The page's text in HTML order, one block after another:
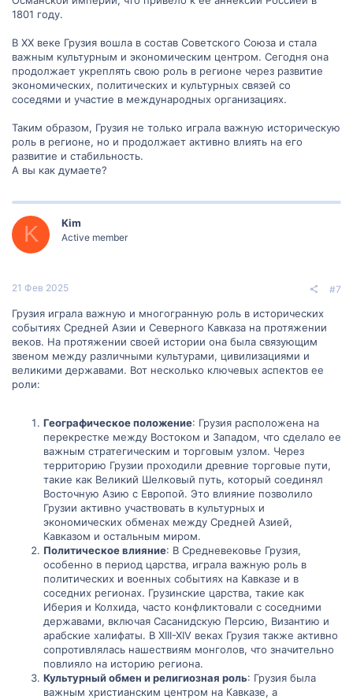
1801 году.
В XX веке Грузия вошла в состав Советского Союза и стала
важным культурным и экономическим центром. Сегодня она
продолжает укреплять свою роль в регионе через развитие
экономических, политических и культурных связей со
соседями и участие в международных организациях.
Таким образом, Грузия не только играла важную историческую
роль в регионе, но и продолжает активно влиять на его
развитие и стабильность.
А вы как думаете?
K Kim
Active member
21 Фев 2025 #7
Грузия играла важную и многогранную роль в исторических
событиях Средней Азии и Северного Кавказа на протяжении
веков. На протяжении своей истории она была связующим
звеном между различными культурами, цивилизациями и
великими державами. Вот несколько ключевых аспектов ее
роли:
Географическое положение: Грузия расположена на
перекрестке между Востоком и Западом, что сделало ее
важным стратегическим и торговым узлом. Через
территорию Грузии проходили древние торговые пути,
такие как Великий Шелковый путь, который соединял
Восточную Азию с Европой. Это влияние позволило
Грузии активно участвовать в культурных и
экономических обменах между Средней Азией,
Кавказом и остальным миром.
Политическое влияние: В Средневековье Грузия,
особенно в период царства, играла важную роль в
политических и военных событиях на Кавказе и в
соседних регионах. Грузинские царства, такие как
Иберия и Колхида, часто конфликтовали с соседними
державами, включая Сасанидскую Персию, Византию и
арабские халифаты. В XIII-XIV веках Грузия также активно
сопротивлялась нашествиям монголов, что значительно
повлияло на историю региона.
Культурный обмен и религиозная роль: Грузия была
важным христианским центром на Кавказе, а